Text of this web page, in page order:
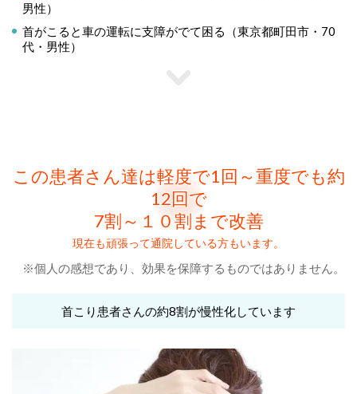
男性）
首がこると車の運転に支障がでて困る
（東京都町田市・70
代・男性）
この患者さん達は軽度で1回～重度でも約
12回で
7割～１０割まで改善
現在も頑張って通院している方もいます。
※個人の感想であり、効果を保障するものではありません。
首こり患者さんの約8割が慢性化しています